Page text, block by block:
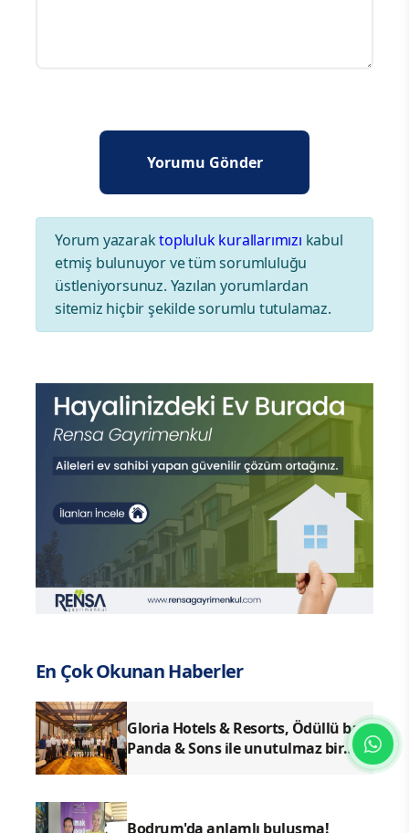
Yorum yazaraktopluluk kurallarımızı kabul
etmiş bulunuyor ve tüm sorumluluğu
üstleniyorsunuz. Yazılan yorumlardan
sitemiz hiçbir şekilde sorumlu tutulamaz.
En Çok Okunan Haberler
Gloria Hotels & Resorts, Ödüllü bar
Panda & Sons ile unutulmaz bir
Bodrum'da anlamlı buluşma!